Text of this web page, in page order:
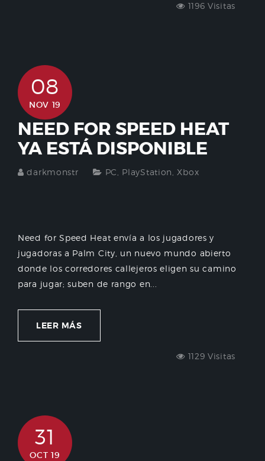
1196 Visitas
08
NOV 19
NEED FOR SPEED HEAT
YA ESTÁ DISPONIBLE
darkmonstr PC PlayStation Xbox
Need for Speed Heat envía a los jugadores y
jugadoras a Palm City, un nuevo mundo abierto
donde los corredores callejeros eligen su camino
para jugar; suben de rango en...
LEER MÁS
1129 Visitas
31
OCT 19